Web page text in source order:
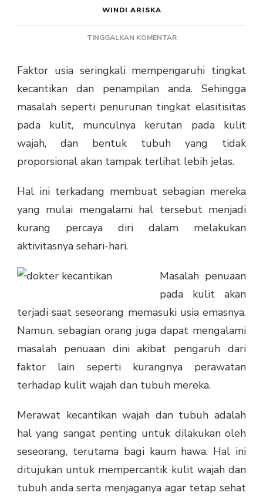
WINDI ARISKA
TINGGALKAN KOMENTARPADA
MUDA
DI
EMAS
Faktor usia seringkali mempengaruhi tingkat
kecantikan dan penampilan anda. Sehingga
masalah seperti penurunan tingkat elasitisitas
pada kulit, munculnya kerutan pada kulit
wajah, dan bentuk tubuh yang tidak
proporsional akan tampak terlihat lebih jelas.
Hal ini terkadang membuat sebagian mereka
yang mulai mengalami hal tersebut menjadi
kurang percaya diri dalam melakukan
aktivitasnya sehari-hari.
Masalah penuaan
pada kulit akan
terjadi saat seseorang memasuki usia emasnya.
Namun, sebagian orang juga dapat mengalami
masalah penuaan dini akibat pengaruh dari
faktor lain seperti kurangnya perawatan
terhadap kulit wajah dan tubuh mereka.
Merawat kecantikan wajah dan tubuh adalah
hal yang sangat penting untuk dilakukan oleh
seseorang, terutama bagi kaum hawa. Hal ini
ditujukan untuk mempercantik kulit wajah dan
tubuh anda serta menjaganya agar tetap sehat